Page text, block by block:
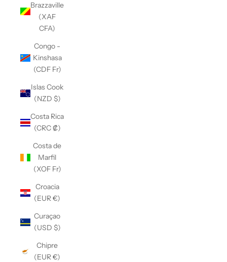
Brazzaville
(XAF
CFA)
Congo -
Kinshasa
(CDF Fr)
Islas Cook
(NZD $)
Costa Rica
(CRC ₡)
Costa de
Marfil
(XOF Fr)
Croacia
(EUR €)
Curaçao
(USD $)
Chipre
(EUR €)